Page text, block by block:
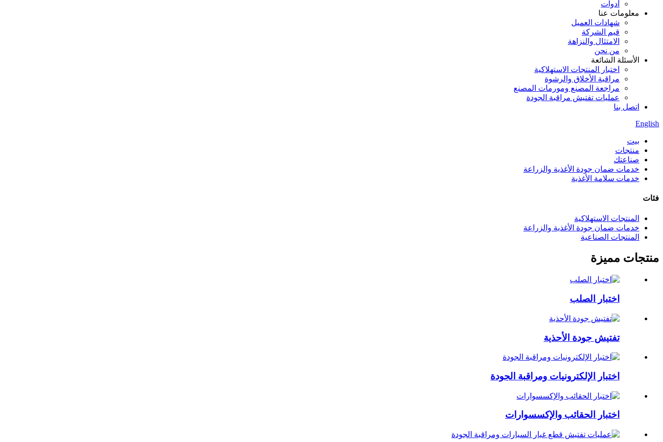
أدوات
معلومات عنا
شهادات العميل
قيم الشركة
الامتثال والنزاهة
من نحن
الأسئلة الشائعة
اختبار المنتجات الاستهلاكية
مراقبة الأخلاق والرشوة
مراجعة المصنع ومورمات المصنع
عمليات تفتيش مراقبة الجودة
اتصل بنا
English
بيت
منتجات
صناعتك
خدمات ضمان جودة الأغذية والزراعة
خدمات سلامة الأغذية
فئات
المنتجات الاستهلاكية
خدمات ضمان جودة الأغذية والزراعة
المنتجات الصناعية
منتجات مميزة
اختبار الصلب
تفتيش جودة الأحذية
اختبار الإلكترونيات ومراقبة الجودة
اختبار الحقائب والإكسسوارات